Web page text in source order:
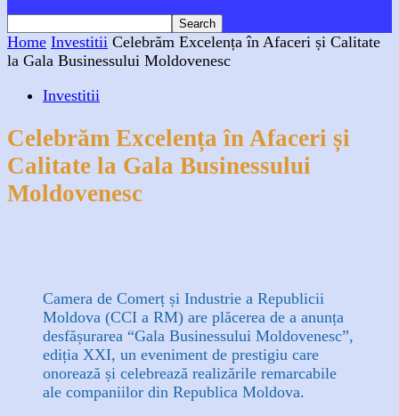
Home Investitii Celebrăm Excelența în Afaceri și Calitate
la Gala Businessului Moldovenesc
Investitii
Celebrăm Excelența în Afaceri și
Calitate la Gala Businessului
Moldovenesc
Camera de Comerț și Industrie a Republicii
Moldova (CCI a RM) are plăcerea de a anunța
desfășurarea “Gala Businessului Moldovenesc”,
ediția XXI, un eveniment de prestigiu care
onorează și celebrează realizările remarcabile
ale companiilor din Republica Moldova.